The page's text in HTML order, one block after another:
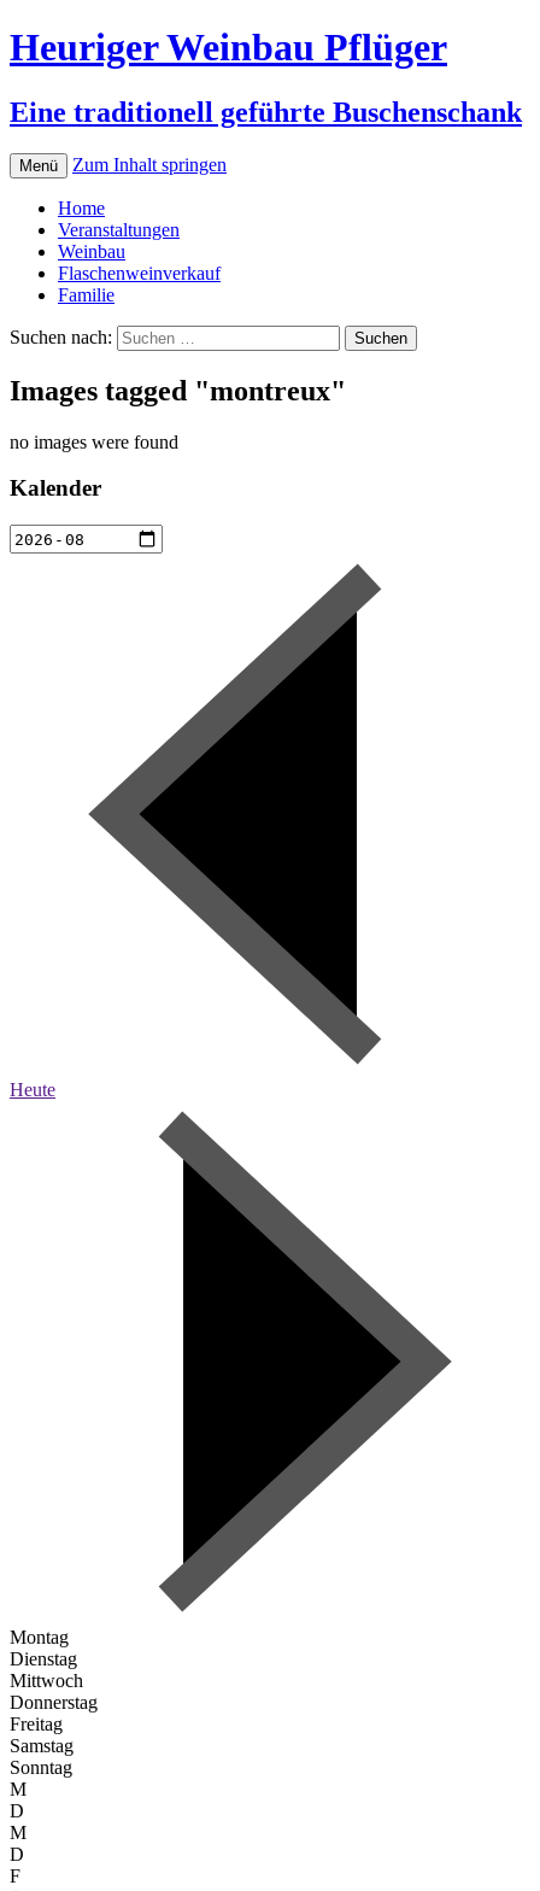
Heuriger Weinbau Pflüger
Eine traditionell geführte Buschenschank
Menü Zum Inhalt springen
Home
Veranstaltungen
Weinbau
Flaschenweinverkauf
Familie
Suchen nach:
Images tagged "montreux"
no images were found
Kalender
Heute
Montag
Dienstag
Mittwoch
Donnerstag
Freitag
Samstag
Sonntag
M
D
M
D
F